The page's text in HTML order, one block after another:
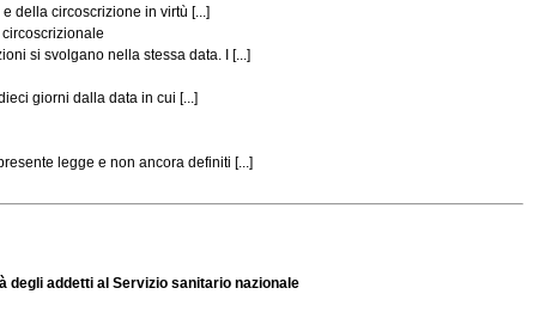
della circoscrizione in virtù [...]
si svolgano nella stessa data. I [...]
giorni dalla data in cui [...]
legge e non ancora definiti [...]
addetti al Servizio sanitario nazionale